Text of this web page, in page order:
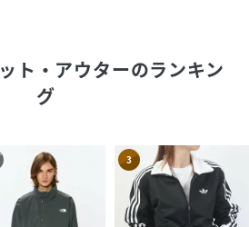
ト・アウターのランキン
グ
3